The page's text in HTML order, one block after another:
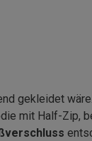
gekleidet
mit Half-Zip,